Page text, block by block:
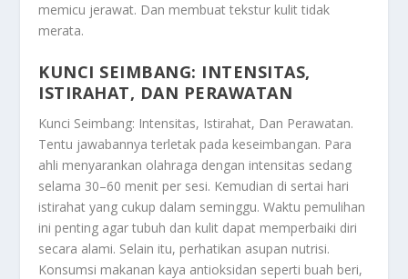
memicu jerawat. Dan membuat tekstur kulit tidak
merata.
KUNCI SEIMBANG: INTENSITAS,
ISTIRAHAT, DAN PERAWATAN
Kunci Seimbang: Intensitas, Istirahat, Dan Perawatan.
Tentu jawabannya terletak pada keseimbangan. Para
ahli menyarankan olahraga dengan intensitas sedang
selama 30–60 menit per sesi. Kemudian di sertai hari
istirahat yang cukup dalam seminggu. Waktu pemulihan
ini penting agar tubuh dan kulit dapat memperbaiki diri
secara alami. Selain itu, perhatikan asupan nutrisi.
Konsumsi makanan kaya antioksidan seperti buah beri,